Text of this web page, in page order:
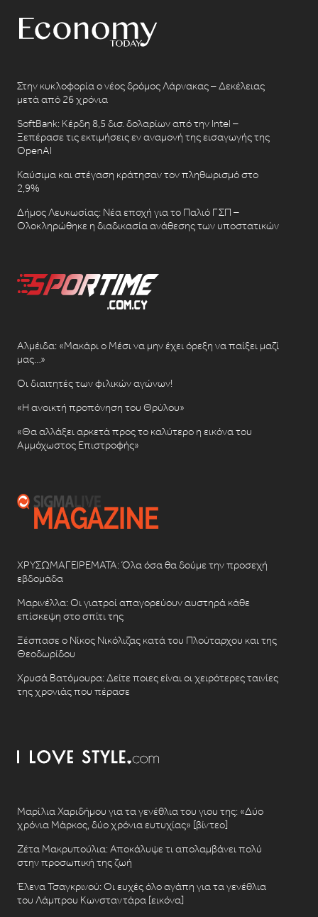
Στην κυκλοφορία ο νέος δρόμος Λάρνακας – Δεκέλειας
μετά από 26 χρόνια
SoftBank: Κέρδη 8,5 δισ. δολαρίων από την Intel –
Ξεπέρασε τις εκτιμήσεις εν αναμονή της εισαγωγής της
OpenAI
Καύσιμα και στέγαση κράτησαν τον πληθωρισμό στο
2,9%
Δήμος Λευκωσίας: Νέα εποχή για το Παλιό ΓΣΠ –
Ολοκληρώθηκε η διαδικασία ανάθεσης των υποστατικών
Αλμέιδα: «Μακάρι ο Μέσι να μην έχει όρεξη να παίξει μαζί
μας…»
Οι διαιτητές των φιλικών αγώνων!
«Η ανοικτή προπόνηση του Θρύλου»
«Θα αλλάξει αρκετά προς το καλύτερο η εικόνα του
Αμμόχωστος Επιστροφής»
ΧΡΥΣΩΜΑΓΕΙΡΕΜΑΤΑ: Όλα όσα θα δούμε την προσεχή
εβδομάδα
Μαρινέλλα: Οι γιατροί απαγορεύουν αυστηρά κάθε
επίσκεψη στο σπίτι της
Ξέσπασε ο Νίκος Νικόλιζας κατά του Πλούταρχου και της
Θεοδωρίδου
Χρυσά Βατόμουρα: Δείτε ποιες είναι οι χειρότερες ταινίες
της χρονιάς που πέρασε
Μαρίλια Χαριδήμου για τα γενέθλια του γιου της: «Δύο
χρόνια Μάρκος, δύο χρόνια ευτυχίας» [βίντεο]
Ζέτα Μακρυπούλια: Αποκάλυψε τι απολαμβάνει πολύ
στην προσωπική της ζωή
Έλενα Τσαγκρινού: Οι ευχές όλο αγάπη για τα γενέθλια
του Λάμπρου Κωνσταντάρα [εικόνα]